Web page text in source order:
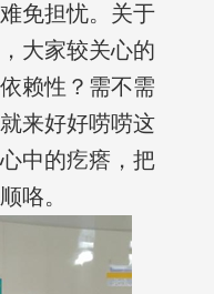
免担忧。关于
大家较关心的
赖性？需不需
来好好唠唠这
中的疙瘩，把
咯。